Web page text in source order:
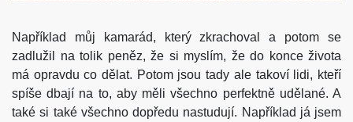
Například můj kamarád, který zkrachoval a potom se
zadlužil na tolik peněz, že si myslím, že do konce života
má opravdu co dělat. Potom jsou tady ale takoví lidi, kteří
spíše dbají na to, aby měli všechno perfektně udělané. A
také si také všechno dopředu nastudují. Například já jsem